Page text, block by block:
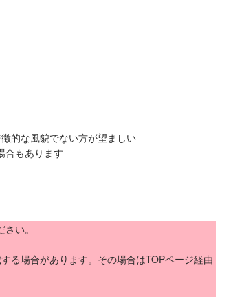
な風貌でない方が望ましい
もあります
い。
る場合があります。その場合はTOPページ経由